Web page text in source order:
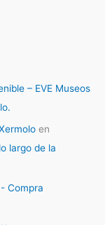
– EVE Museos
en
largo de la
Compra